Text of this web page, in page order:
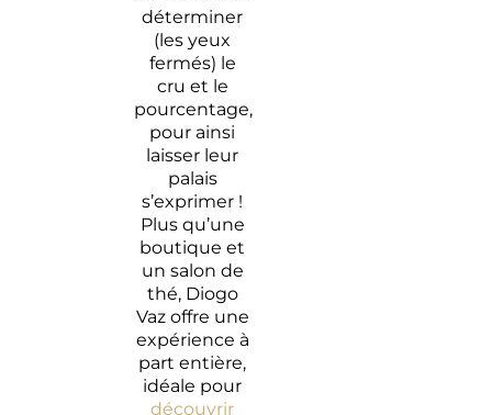
déterminer
(les yeux
fermés) le
cru et le
pourcentage,
pour ainsi
laisser leur
palais
s’exprimer !
Plus qu’une
boutique et
un salon de
thé, Diogo
Vaz offre une
expérience à
part entière,
idéale pour
découvrir